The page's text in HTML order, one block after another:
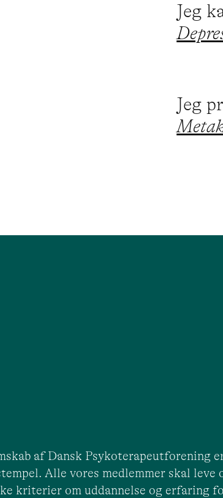
Jeg
Jeg
af Dansk Psykoterapeutforening
Alle vores medlemmer skal leve
kriterier om uddannelse og erfaring